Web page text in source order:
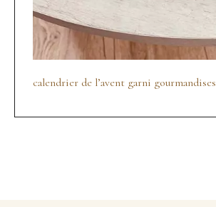
calendrier de l’avent garni gourmandises